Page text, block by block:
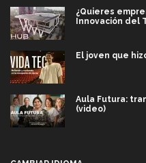
¿Quieres
Innovación del
El joven que
Aula Futura:
(video)